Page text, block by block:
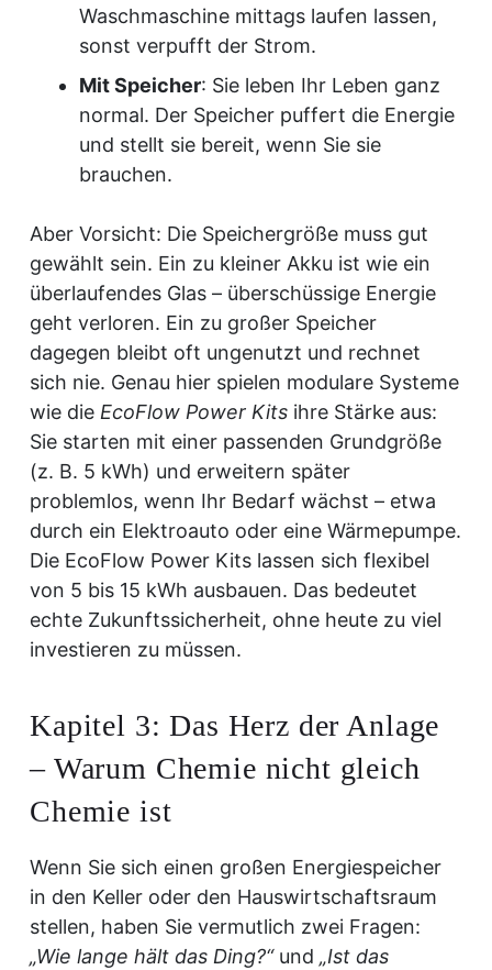
Waschmaschine mittags laufen lassen,
sonst verpufft der Strom.
Mit Speicher: Sie leben Ihr Leben ganz
normal. Der Speicher puffert die Energie
und stellt sie bereit, wenn Sie sie
brauchen.
Aber Vorsicht: Die Speichergröße muss gut
gewählt sein. Ein zu kleiner Akku ist wie ein
überlaufendes Glas – überschüssige Energie
geht verloren. Ein zu großer Speicher
dagegen bleibt oft ungenutzt und rechnet
sich nie. Genau hier spielen modulare Systeme
wie die EcoFlow Power Kits ihre Stärke aus:
Sie starten mit einer passenden Grundgröße
(z. B. 5 kWh) und erweitern später
problemlos, wenn Ihr Bedarf wächst – etwa
durch ein Elektroauto oder eine Wärmepumpe.
Die EcoFlow Power Kits lassen sich flexibel
von 5 bis 15 kWh ausbauen. Das bedeutet
echte Zukunftssicherheit, ohne heute zu viel
investieren zu müssen.
Kapitel 3: Das Herz der Anlage
– Warum Chemie nicht gleich
Chemie ist
Wenn Sie sich einen großen Energiespeicher
in den Keller oder den Hauswirtschaftsraum
stellen, haben Sie vermutlich zwei Fragen:
„Wie lange hält das Ding?“und „Ist das